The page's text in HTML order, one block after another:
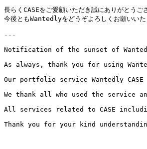
長らくCASEをご愛顧いただき誠にありがとうご
今後ともWantedlyをどうぞよろしくお願いいた
---
Notification of the sunset of
As always, thank you for using
Our portfolio service Wantedly
We thank all who used the
All services related to CASE